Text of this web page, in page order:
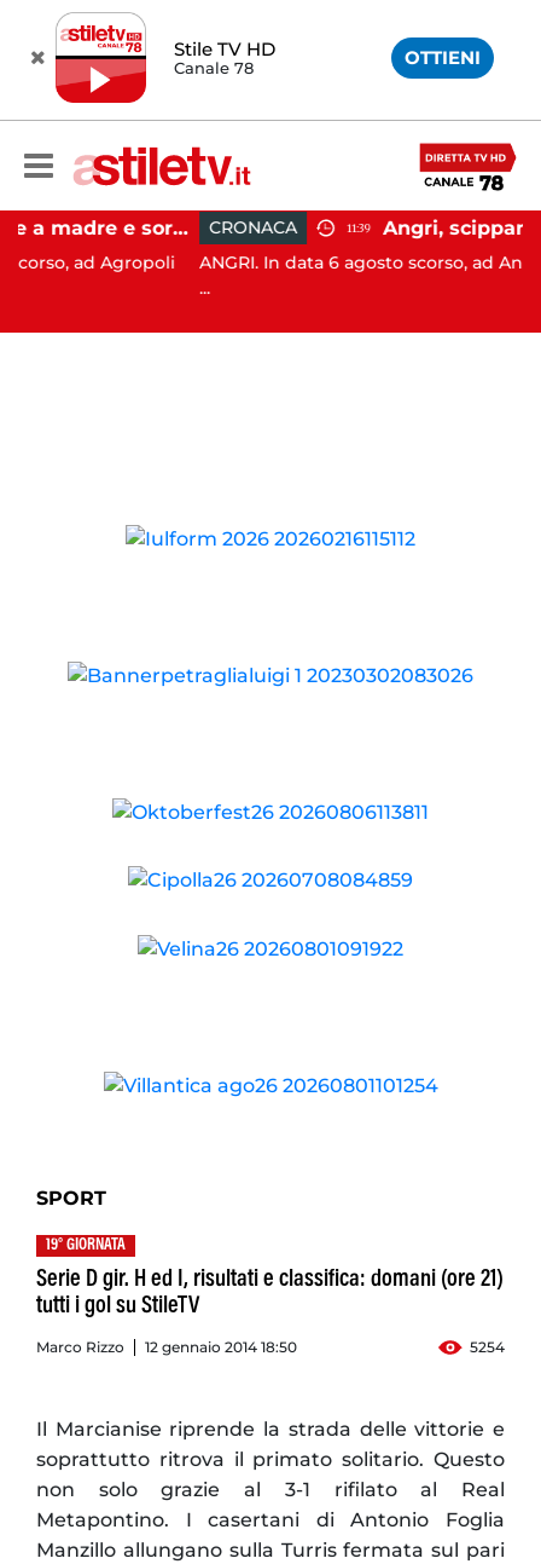
Stile TV HD
Canale 78 OTTIENI
Agropoli, botte a madre e sorella per ottenere denaro: 31enne in carcere
Agropoli
CRONACA 11:39
ANGRI. In data 6 agosto scorso, ad Angri (SA), i
SPORT
19° GIORNATA
Serie D gir. H ed I, risultati e classifica: domani (ore 21)
tutti i gol su StileTV
Marco Rizzo 12 gennaio 2014 18:50 5254
Il Marcianise riprende la strada delle vittorie e
soprattutto ritrova il primato solitario. Questo
non solo grazie al 3-1 rifilato al Real
Metapontino. I casertani di Antonio Foglia
Manzillo allungano sulla Turris fermata sul pari